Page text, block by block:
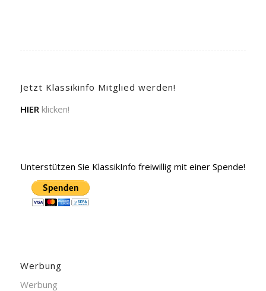
Jetzt Klassikinfo Mitglied werden!
HIER klicken!
Unterstützen Sie KlassikInfo freiwillig mit einer Spende!
Werbung
Werbung